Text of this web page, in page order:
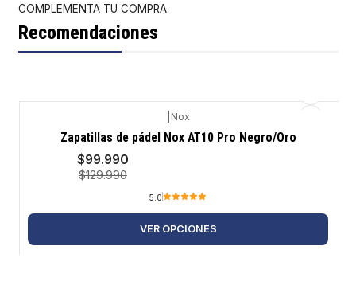
COMPLEMENTA TU COMPRA
Recomendaciones
-23%
Nox
Zapatillas de pádel Nox AT10 Pro Negro/Oro
$99.990
$129.990
5.0
VER OPCIONES